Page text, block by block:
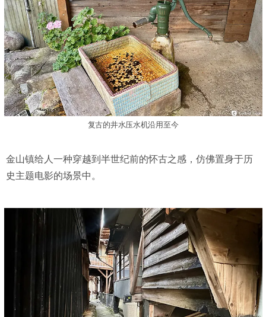
复古的井水压水机沿用至今
金山镇给人一种穿越到半世纪前的怀古之感，仿佛置身于历
史主题电影的场景中。